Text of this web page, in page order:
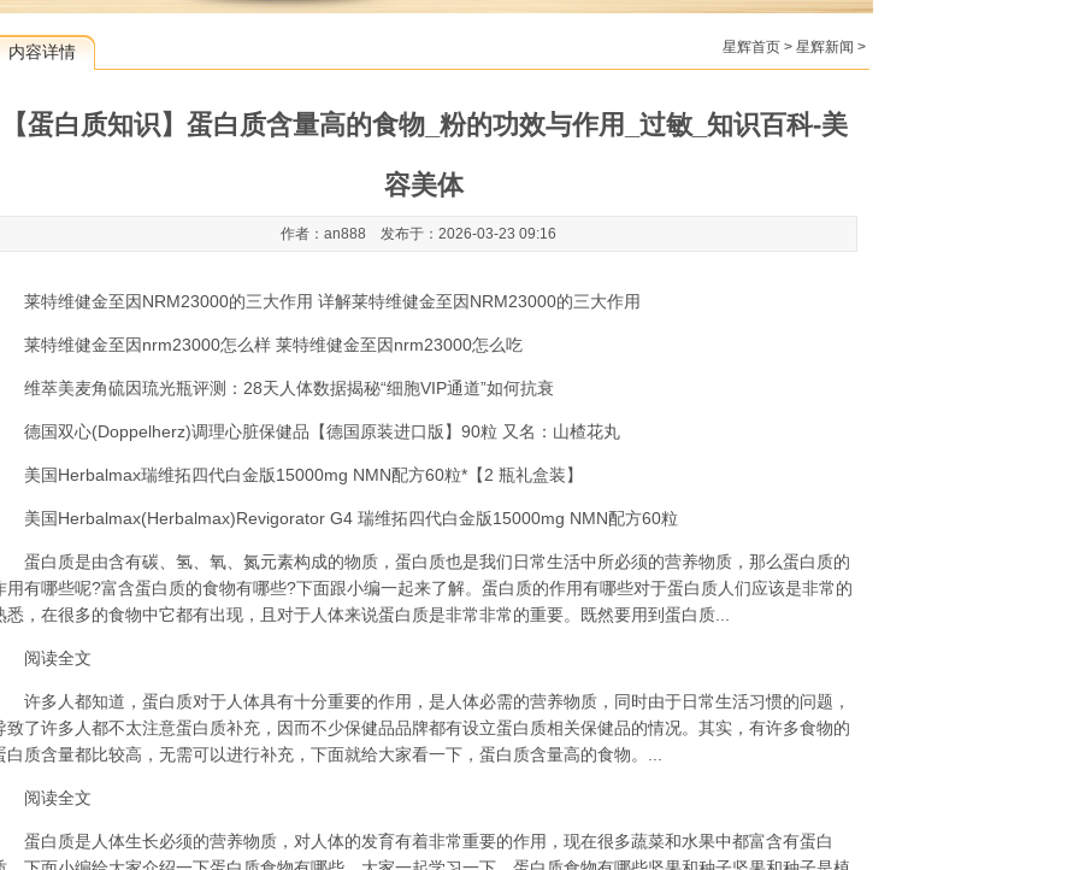
内容详情 星辉首页 > 星辉新闻 >
【蛋白质知识】蛋白质含量高的食物_粉的功效与作用_过敏_知识百科-美
容美体
作者：an888 发布于：2026-03-23 09:16
特维健金至因NRM23000的三大作用 详解莱特维健金至因NRM23000的三大作用
特维健金至因nrm23000怎么样 莱特维健金至因nrm23000怎么吃
萃美麦角硫因琉光瓶评测：28天人体数据揭秘“细胞VIP通道”如何抗衰
国双心(Doppelherz)调理心脏保健品【德国原装进口版】90粒 又名：山楂花丸
国Herbalmax瑞维拓四代白金版15000mg NMN配方60粒*【2 瓶礼盒装】
国Herbalmax(Herbalmax)Revigorator G4 瑞维拓四代白金版15000mg NMN配方60粒
白质是由含有碳、氢、氧、氮元素构成的物质，蛋白质也是我们日常生活中所必须的营养物质，那么蛋白质的
用有哪些呢?富含蛋白质的食物有哪些?下面跟小编一起来了解。蛋白质的作用有哪些对于蛋白质人们应该是非常的
悉，在很多的食物中它都有出现，且对于人体来说蛋白质是非常非常的重要。既然要用到蛋白质...
读全文
多人都知道，蛋白质对于人体具有十分重要的作用，是人体必需的营养物质，同时由于日常生活习惯的问题，
致了许多人都不太注意蛋白质补充，因而不少保健品品牌都有设立蛋白质相关保健品的情况。其实，有许多食物的
白质含量都比较高，无需可以进行补充，下面就给大家看一下，蛋白质含量高的食物。...
读全文
白质是人体生长必须的营养物质，对人体的发育有着非常重要的作用，现在很多蔬菜和水果中都富含有蛋白